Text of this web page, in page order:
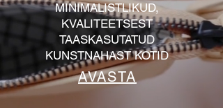
MINIMALISTLIKUD,
KVALITEETSEST
TAASKASUTATUD
KUNSTNAHAST KOTID
AVASTA